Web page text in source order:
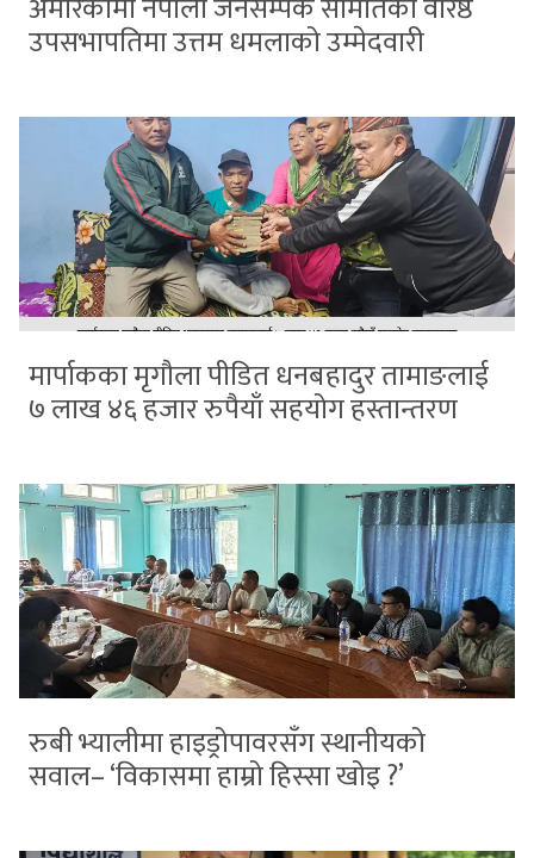
उपसभापतिमा उत्तम धमलाको उम्मेदवारी
मार्पाकका मृगौला पीडित धनबहादुर तामाङलाई
७ लाख ४६ हजार रुपैयाँ सहयोग हस्तान्तरण
रुबी भ्यालीमा हाइड्रोपावरसँग स्थानीयको
सवाल– ‘विकासमा हाम्रो हिस्सा खोइ ?’